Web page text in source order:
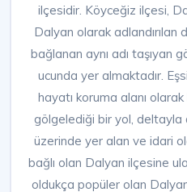
ilçesidir. Köyceğiz ilçesi,
Dalyan olarak
bağlanan aynı adı taşıyan
ucunda yer almaktadır.
hayatı koruma alanı
gölgelediği bir yol, deltayla
üzerinde yer alan ve idari
bağlı olan Dalyan ilçesine
oldukça popüler olan